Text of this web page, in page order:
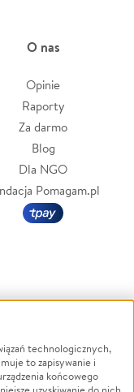
O nas
Opinie
Raporty
Za darmo
Blog
Dla NGO
Pomagam.pl
Powódź
Wichura
technologicznych,
to zapisywanie i
końcowego